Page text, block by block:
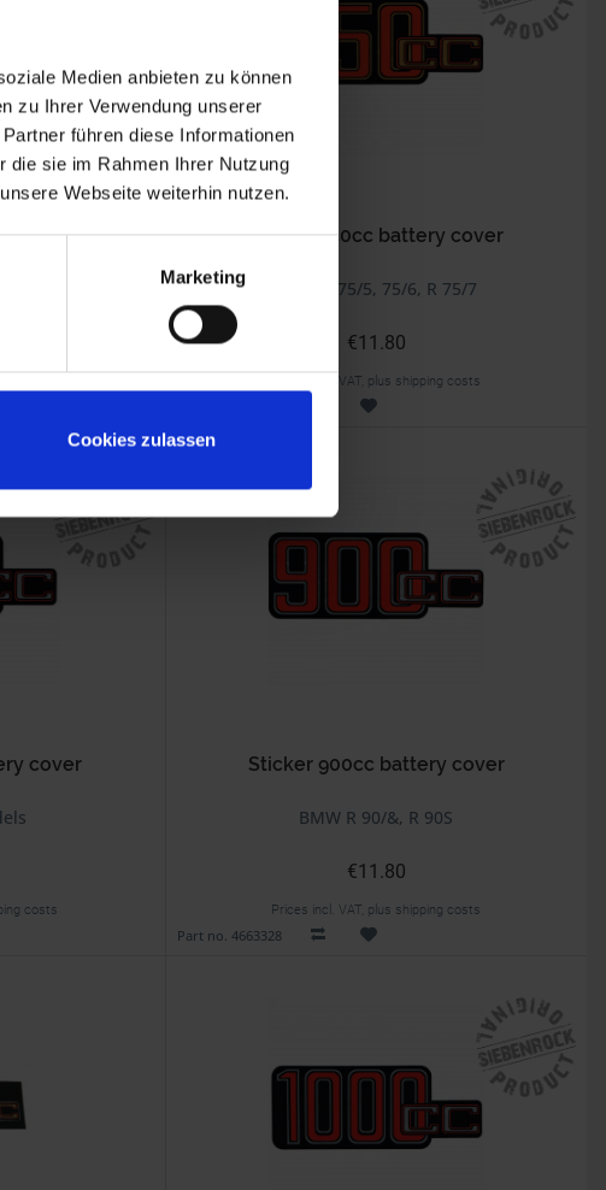
Medien anbieten zu können
zu Ihrer Verwendung unserer
führen diese Informationen
die sie im Rahmen Ihrer Nutzung
Webseite weiterhin nutzen.
Marketing
Cookies zulassen
cover
R 75/7
Sticker 750cc battery cover
BMW R 75/5, 75/6, R 75/7
€11.80
Prices incl. VAT, plus shipping costs
cover
costs
Sticker 900cc battery cover
BMW R 90/&, R 90S
€11.80
Prices incl. VAT, plus shipping costs
Part no. 4663328